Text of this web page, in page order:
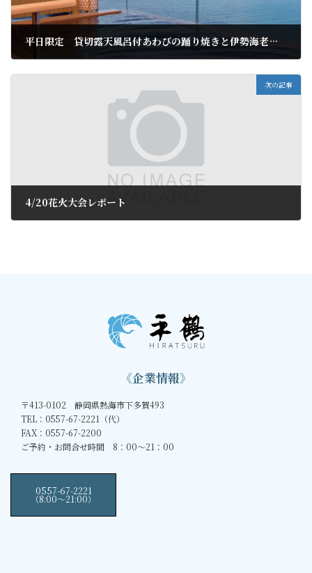
平日限定 貸切露天風呂付あわびの踊り焼きと伊勢海老お作り付プラン
次の記事
4/20花火大会レポート
《企業情報》
〒413-0102 静岡県熱海市下多賀493
TEL：0557-67-2221（代）
FAX：0557-67-2200
ご予約・お問合せ時間 8：00～21：00
0557-67-2221
（8:00〜21:00）